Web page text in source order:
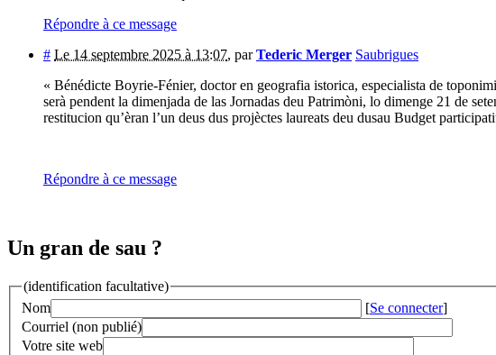
Répondre à ce message
# Le 14 septembre 2025 à 13:07, parTederic Merger Saubrigues
« Bénédicte Boyrie-Fénier, doctor en geografia istorica, especialista de
serà pendent la dimenjada de las Jornadas deu Patrimòni, lo dimenge 21 de
restitucion qu’èran l’un deus dus projèctes laureats deu dusau Budget
Répondre à ce message
Un gran de sau ?
(identification facultative)
Nom
[Se connecter]
Courriel (non publié)
Votre site web